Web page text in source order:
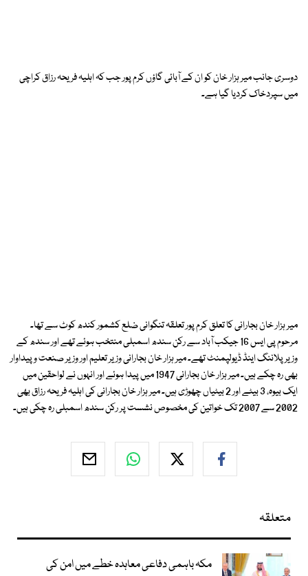
دوسری جانب میر ہزار خان کو ان کے آبائی گاؤں کرم پور جب کہ اہلیہ فریحہ رزاق کراچی
میں سپردخاک کردیا گیا ہے۔
میر ہزار خان بجارانی کا تعلق کرم پور تعلقہ تنگوانی ضلع کشمور کندھ کوٹ سے تھا۔
مرحوم پی ایس 16 جیکب آباد سے رکن سندھ اسمبلی منتخب ہوئے تھے اور سندھ کے
وزیر پلاننگ اینڈ ڈیولپمنٹ تھے۔ میر ہزار خان بجارانی وزیر تعلیم اور وزیر صنعت و پیداوار
بھی رہ چکے ہیں۔ میر ہزار خان بجارانی 1947 میں پیدا ہوئے اور انہوں نے لواحقین میں
ایک بیوہ، 3 بیٹے اور 2 بیٹیاں چھوڑی ہیں۔ میر ہزار خان بجارانی کی اہلیہ فریحہ رزاق بھی
2002 سے 2007 تک خواتین کی مخصوص نشست پر رکن سندھ اسمبلی رہ چکی ہیں۔
متعلقہ
مکہ باہمی دفاعی معاہدہ خطے میں امن کی